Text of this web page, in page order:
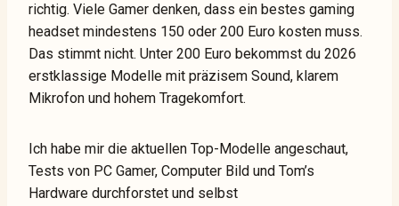
richtig. Viele Gamer denken, dass ein bestes gaming
headset mindestens 150 oder 200 Euro kosten muss.
Das stimmt nicht. Unter 200 Euro bekommst du 2026
erstklassige Modelle mit präzisem Sound, klarem
Mikrofon und hohem Tragekomfort.
Ich habe mir die aktuellen Top-Modelle angeschaut,
Tests von PC Gamer, Computer Bild und Tom’s
Hardware durchforstet und selbst